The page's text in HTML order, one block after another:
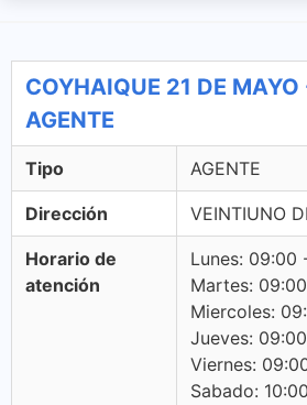
COYHAIQUE 21 DE
AGENTE
Tipo AGENTE
Dirección VEINTIUNO
Horario de
atención
Lunes: 09:00
Martes:
Miercoles:
Jueves:
Viernes:
Sabado: